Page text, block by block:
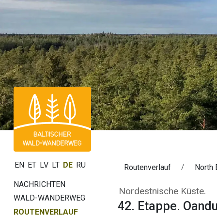
EN ET LV LT DE RU
NACHRICHTEN
WALD-WANDERWEG
ROUTENVERLAUF
Routenverlauf North
42. Etappe.
Nordestnische Küste.
42. Etappe.